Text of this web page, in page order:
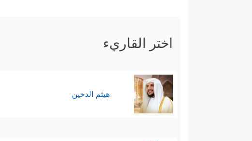
اختر القاريء
هيثم الدخين